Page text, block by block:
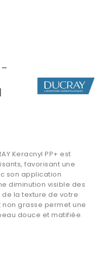
Keracnyl PP+ est
favorisant une
son application
diminution visible des
la texture de votre
grasse permet une
douce et matifiée.